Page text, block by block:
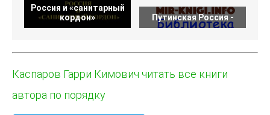
Россия и «санитарный
кордон»
Путинская Россия -
Каспаров Гарри Кимович читать все книги
автора по порядку